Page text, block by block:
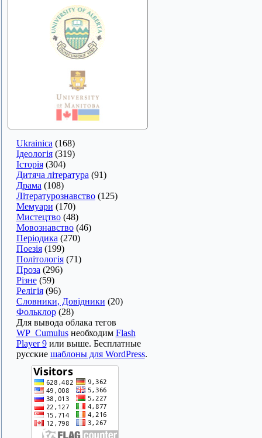
Ukrainica (168)
Ідеологія(319)
Історія(304)
Дитяча література (91)
Драма (108)
Літературознавство(125)
Мемуари (170)
Мистецтво(48)
Мовознавство(46)
Періодика (270)
Поезія(199)
Політологія(71)
Проза (296)
Різне(59)
Релігія(96)
Словники, Довідники (20)
Фольклор(28)
Для вывода облака тегов
WP_Cumulusнеобходим Flash
Player 9или выше. Бесплатные
русские шаблоны для WordPress.